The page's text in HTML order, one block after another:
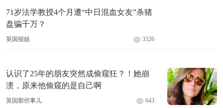
71岁法学教授4个月遭“中日混血女友”杀猪
盘骗千万？
英国报姐 3326
认识了25年的朋友突然成偷窥狂？！她崩
溃，原来他偷窥的是自己啊
英国那些事儿 643